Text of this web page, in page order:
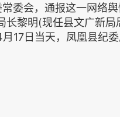
委会，通报这一网络
长黎明(现任县文广新
17日当天，凤凰县纪